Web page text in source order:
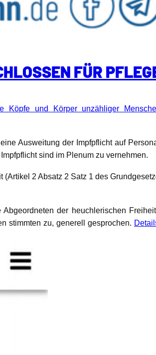
FÜR
Köpfe und Körper unzähliger
Ausweitung der Impfpflicht auf
sind im Plenum zu vernehmen.
2 Absatz 2 Satz 1 des
der heuchlerischen
stimmten zu, generell gesprochen.